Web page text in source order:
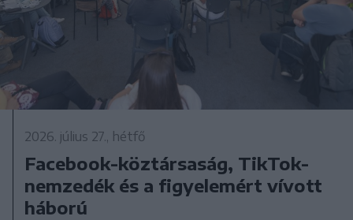
2026. július 27., hétfő
Facebook-köztársaság, TikTok-
nemzedék és a figyelemért vívott
háború